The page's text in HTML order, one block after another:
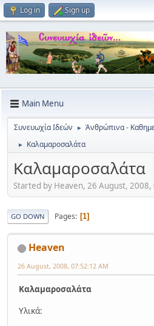
Log in Sign up
Main Menu
Συνευωχία Ιδεών ► Ἀνθρώπινα -
► Καλαμαροσαλάτα
Καλαμαροσαλάτα
Started by Heaven, 26 August,
GO DOWN Pages 1
Heaven
26 August, 2008, 07:52:12 AM
Καλαμαροσαλάτα
Υλικά: